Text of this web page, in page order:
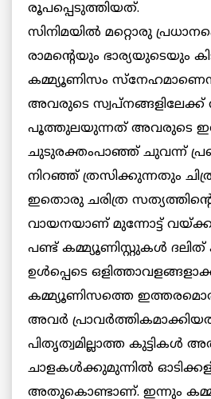
രൂപപ്പെടുത്തിയത്.
സിനിമയില്‍ മറ്റൊരു
രാമന്റെയും ഭാര്യയുടെയും
കമ്മ്യൂണിസം
അവരുടെ
പൂത്തുലയുന്നത് അവരുടെ
ചുടുരക്തംപാഞ്ഞ് ചുവന്ന്
നിറഞ്ഞ് ത്രസിക്കുന്നതും
ഇതൊരു ചരിത്ര
വായനയാണ് മുന്നോട്ട്
പണ്ട് കമ്മ്യൂണിസ്റ്റുകള്‍
ഉള്‍പ്പെടെ
കമ്മ്യൂണിസത്തെ
അവര്‍
പിതൃത്വമില്ലാത്ത കുട്ടികള്‍
ചാളകള്‍ക്കുമുന്നില്‍
അതുകൊണ്ടാണ്. ഇന്നും